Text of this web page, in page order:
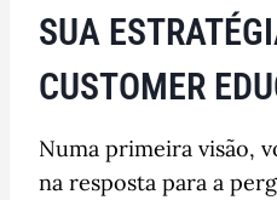
SUA
CUSTOMER
Numa primeira visão,
na resposta para a